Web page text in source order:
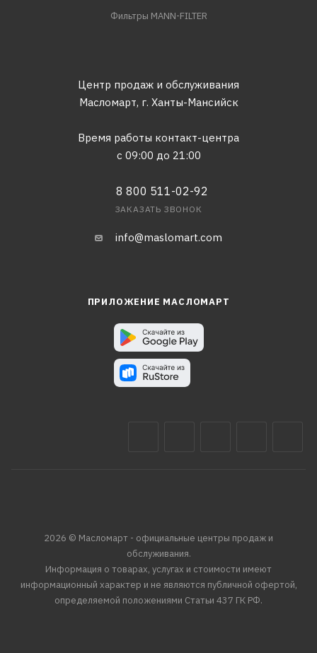
Фильтры MANN-FILTER
Центр продаж и обслуживания
Масломарт, г. Ханты-Мансийск
Время работы контакт-центра
с 09:00 до 21:00
8 800 511-02-92
ЗАКАЗАТЬ ЗВОНОК
info@maslomart.com
ПРИЛОЖЕНИЕ МАСЛОМАРТ
2026 © Масломарт - официальные центры продаж и
обслуживания.
Информация о товарах, услугах и стоимости имеют
информационный характер и не являются публичной офертой,
определяемой положениями Статьи 437 ГК РФ.